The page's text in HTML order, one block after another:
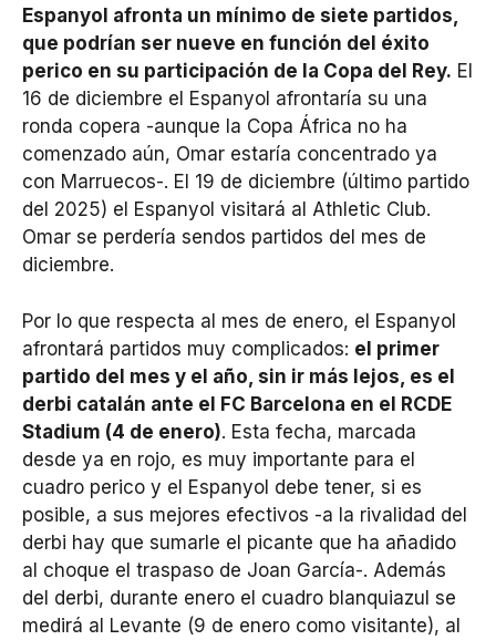
Espanyol afronta un mínimo de siete partidos,
que podrían ser nueve en función del éxito
perico en su participación de la Copa del Rey. El
16 de diciembre el Espanyol afrontaría su una
ronda copera -aunque la Copa África no ha
comenzado aún, Omar estaría concentrado ya
con Marruecos-. El 19 de diciembre (último partido
del 2025) el Espanyol visitará al Athletic Club.
Omar se perdería sendos partidos del mes de
diciembre.
Por lo que respecta al mes de enero, el Espanyol
afrontará partidos muy complicados: el primer
partido del mes y el año, sin ir más lejos, es el
derbi catalán ante el FC Barcelona en el RCDE
Stadium (4 de enero). Esta fecha, marcada
desde ya en rojo, es muy importante para el
cuadro perico y el Espanyol debe tener, si es
posible, a sus mejores efectivos -a la rivalidad del
derbi hay que sumarle el picante que ha añadido
al choque el traspaso de Joan García-. Además
del derbi, durante enero el cuadro blanquiazul se
medirá al Levante (9 de enero como visitante), al